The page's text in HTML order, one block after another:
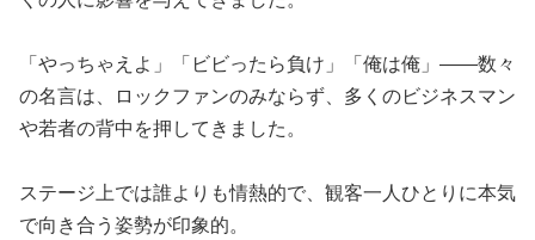
「やっちゃえよ」「ビビったら負け」「俺は俺」——数々
の名言は、ロックファンのみならず、多くのビジネスマン
や若者の背中を押してきました。
ステージ上では誰よりも情熱的で、観客一人ひとりに本気
で向き合う姿勢が印象的。